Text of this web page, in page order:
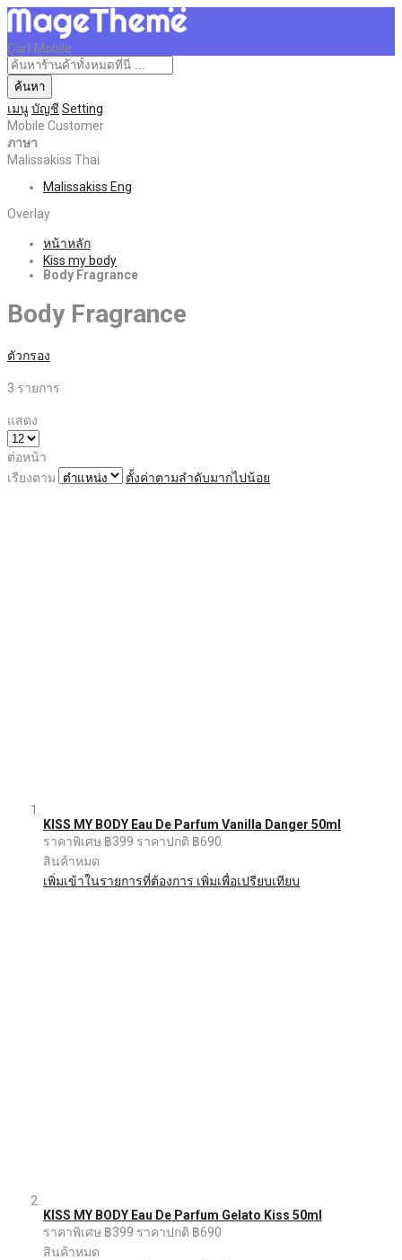
Cart Mobile
ค้นหา
เมนูบัญชี Setting
Mobile Customer
ภาษา
Malissakiss Thai
Malissakiss Eng
Overlay
หน้าหลัก
Kiss my body
Body Fragrance
Body Fragrance
ตัวกรอง
3 รายการ
แสดง
ต่อหน้า
เรียงตาม
ตั้งค่าตามลำดับมากไปน้อย
KISS MY BODY Eau De Parfum Vanilla Danger 50ml
ราคาพิเศษ ฿399 ราคาปกติ ฿690
สินค้าหมด
เพิ่มเข้าในรายการที่ต้องการ เพิ่มเพื่อเปรียบเทียบ
KISS MY BODY Eau De Parfum Gelato Kiss 50ml
ราคาพิเศษ ฿399 ราคาปกติ ฿690
สินค้าหมด